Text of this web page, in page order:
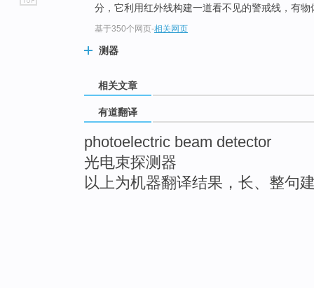
分，它利用红外线构建一道看不见的警戒线，有
基于350个网页-相关网页
测器
相关文章
有道翻译
photoelectric beam detector
光电束探测器
以上为机器翻译结果，长、整句